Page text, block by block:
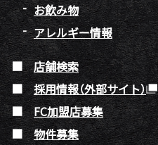
お飲み物
アレルギー情報
店舗検索
採用情報（外部サイト）
FC加盟店募集
物件募集